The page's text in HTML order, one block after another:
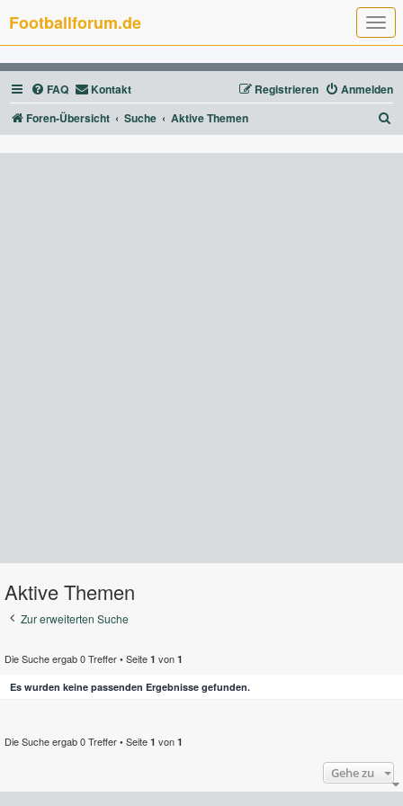
T
o
g
g
l
e
n
a
g
Footballforum.de
FAQ Kontakt Anmelden
Registrieren
Foren-Übersicht
Suche Aktive Themen
u
Aktive Themen
Zur erweiterten Suche
Die Suche ergab 0 Treffer • Seite 1 von 1
Es wurden keine passenden Ergebnisse gefunden.
Die Suche ergab 0 Treffer • Seite 1 von 1
Gehe zu